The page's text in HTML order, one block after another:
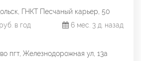
ГНКТ Песчаный карьер, 50
в год
6 мес. 3 д. назад
пгт, Железнодорожная ул, 13а